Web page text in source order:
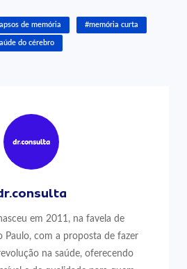
de memória #memória curta
do cérebro
em 2011, na favela de
Paulo, com a proposta de fazer
na saúde, oferecendo